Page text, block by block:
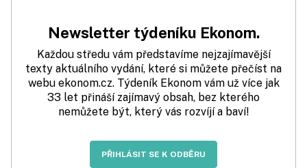
Newsletter týdeníku Ekonom.
Každou středu vám představíme nejzajímavější
texty aktuálního vydání, které si můžete přečíst na
webu ekonom.cz. Týdeník Ekonom vám už více jak
33 let přináší zajímavý obsah, bez kterého
nemůžete být, který vás rozvíjí a baví!
PŘIHLÁSIT SE K ODBĚRU